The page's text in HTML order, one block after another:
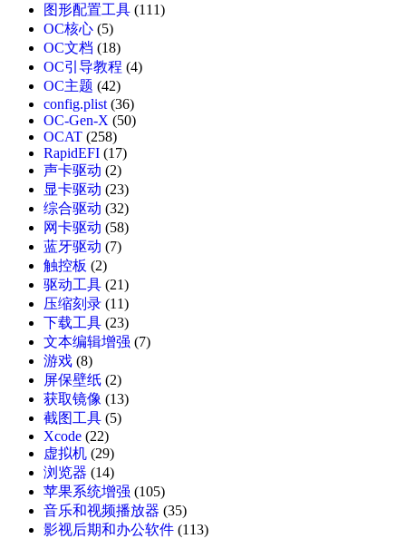
图形配置工具 (111)
OC核心 (5)
OC文档 (18)
OC引导教程 (4)
OC主题 (42)
config.plist(36)
OC-Gen-X (50)
OCAT (258)
RapidEFI (17)
声卡驱动 (2)
显卡驱动 (23)
综合驱动 (32)
网卡驱动 (58)
蓝牙驱动 (7)
触控板 (2)
驱动工具 (21)
压缩刻录 (11)
下载工具 (23)
文本编辑增强 (7)
游戏 (8)
屏保壁纸 (2)
获取镜像 (13)
截图工具 (5)
Xcode (22)
虚拟机 (29)
浏览器 (14)
苹果系统增强 (105)
音乐和视频播放器 (35)
影视后期和办公软件 (113)